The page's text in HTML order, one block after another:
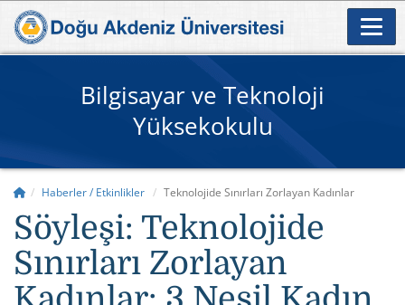
Bilgisayar ve Teknoloji
Yüksekokulu
Haberler / Etkinlikler Teknolojide Sınırları Zorlayan Kadınlar
Söyleşi: Teknolojide
Sınırları Zorlayan